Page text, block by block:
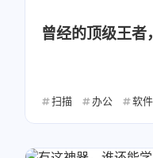
曾经的顶级王者
扫描 办公 软件